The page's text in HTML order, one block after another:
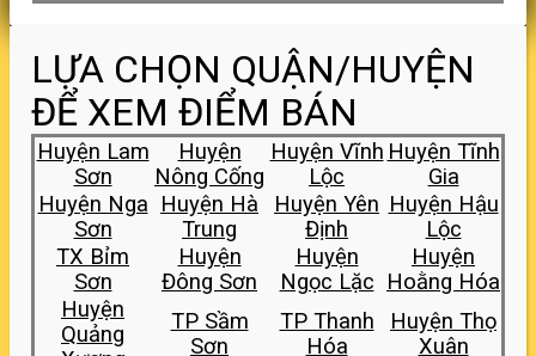
LỰA CHỌN QUẬN/HUYỆN
ĐỂ XEM ĐIỂM BÁN
Huyện Lam
Sơn
Huyện
Nông Cống
Huyện Vĩnh
Lộc
Huyện Tĩnh
Gia
Huyện Nga
Sơn
Huyện Hà
Trung
Huyện Yên
Định
Huyện Hậu
Lộc
TX Bỉm
Sơn
Huyện
Đông Sơn
Huyện
Ngọc Lặc
Huyện
Hoằng Hóa
Huyện
Quảng
TP Sầm
Sơn
TP Thanh
Hóa
Huyện Thọ
Xuân